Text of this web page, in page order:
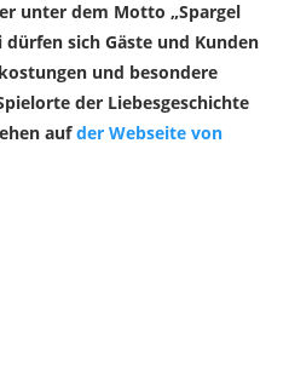
unter dem Motto „Spargel
dürfen sich Gäste und Kunden
und besondere
der Liebesgeschichte
aufder Webseite von